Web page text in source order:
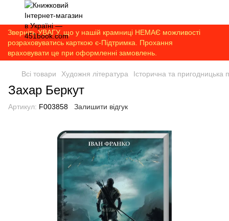
Зверніть УВАГУ, що у нашій крамниці НЕМАЄ можливості
розраховуватись карткою є-Підтримка. Прохання
враховувати це при оформленні замовлень.
Всі товари Художня література Історична та пригодницька
Захар Беркут
Артикул: F003858 Залишити відгук